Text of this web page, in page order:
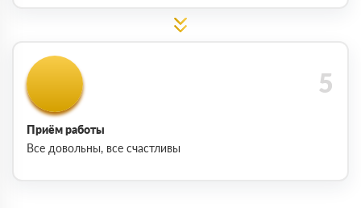
Приём работы
Все довольны, все счастливы